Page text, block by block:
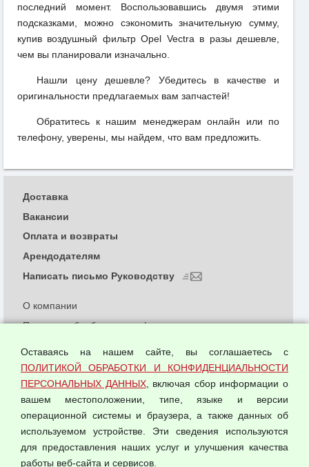
последний момент. Воспользовавшись двумя этими
подсказками, можно сэкономить значительную сумму,
купив воздушный фильтр Opel Vectra в разы дешевле,
чем вы планировали изначально.
Нашли цену дешевле? Убедитесь в качестве и
оригинальности предлагаемых вам запчастей!
Обратитесь к нашим менеджерам онлайн или по
телефону, уверены, мы найдем, что вам предложить.
© 2026 ООО "Феникс"
О компании
Политика обработки и конфиденциальности
Согласием на обработку персональных данных
Оферта оптовой купли-продажи
Публичная оферта
Доставка
Вакансии
Оплата и возвраты
Арендодателям
Написать письмо Руководству
Оставаясь на нашем сайте, вы соглашаетесь с
ПОЛИТИКОЙ ОБРАБОТКИ И КОНФИДЕНЦИАЛЬНОСТИ
ПЕРСОНАЛЬНЫХ ДАННЫХ, включая сбор информации о
вашем местоположении, типе, языке и версии
операционной системы и браузера, а также данных об
используемом устройстве. Эти сведения используются
для предоставления наших услуг и улучшения качества
работы веб-сайта и сервисов.